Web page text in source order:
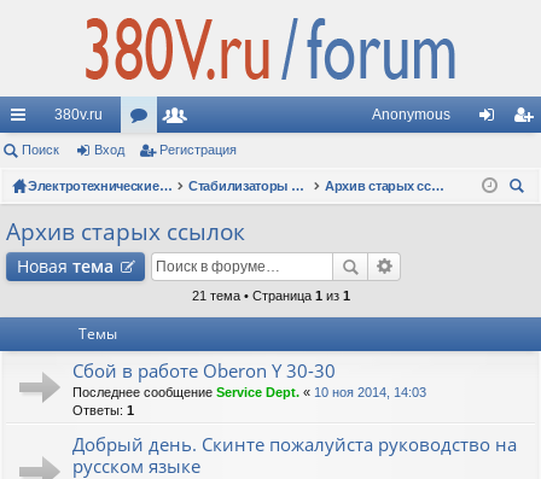
с
ы
лк
380v.ru
ор
ум
ол
ьз
ат
Anonymous
д ис
Поиск Вход Регистрация
Электротехнические форумы Стабилизаторы напряжения
Архив старых ссылок
Архив старых ссылок
Новая тема
21 тема • Страница 1 из 1
Темы
Сбой в работе Oberon Y 30-30
Последнее сообщение Service Dept. « 10 ноя 2014, 14:03
Ответы: 1
Добрый день. Скинте пожалуйста руководство на
русском языке